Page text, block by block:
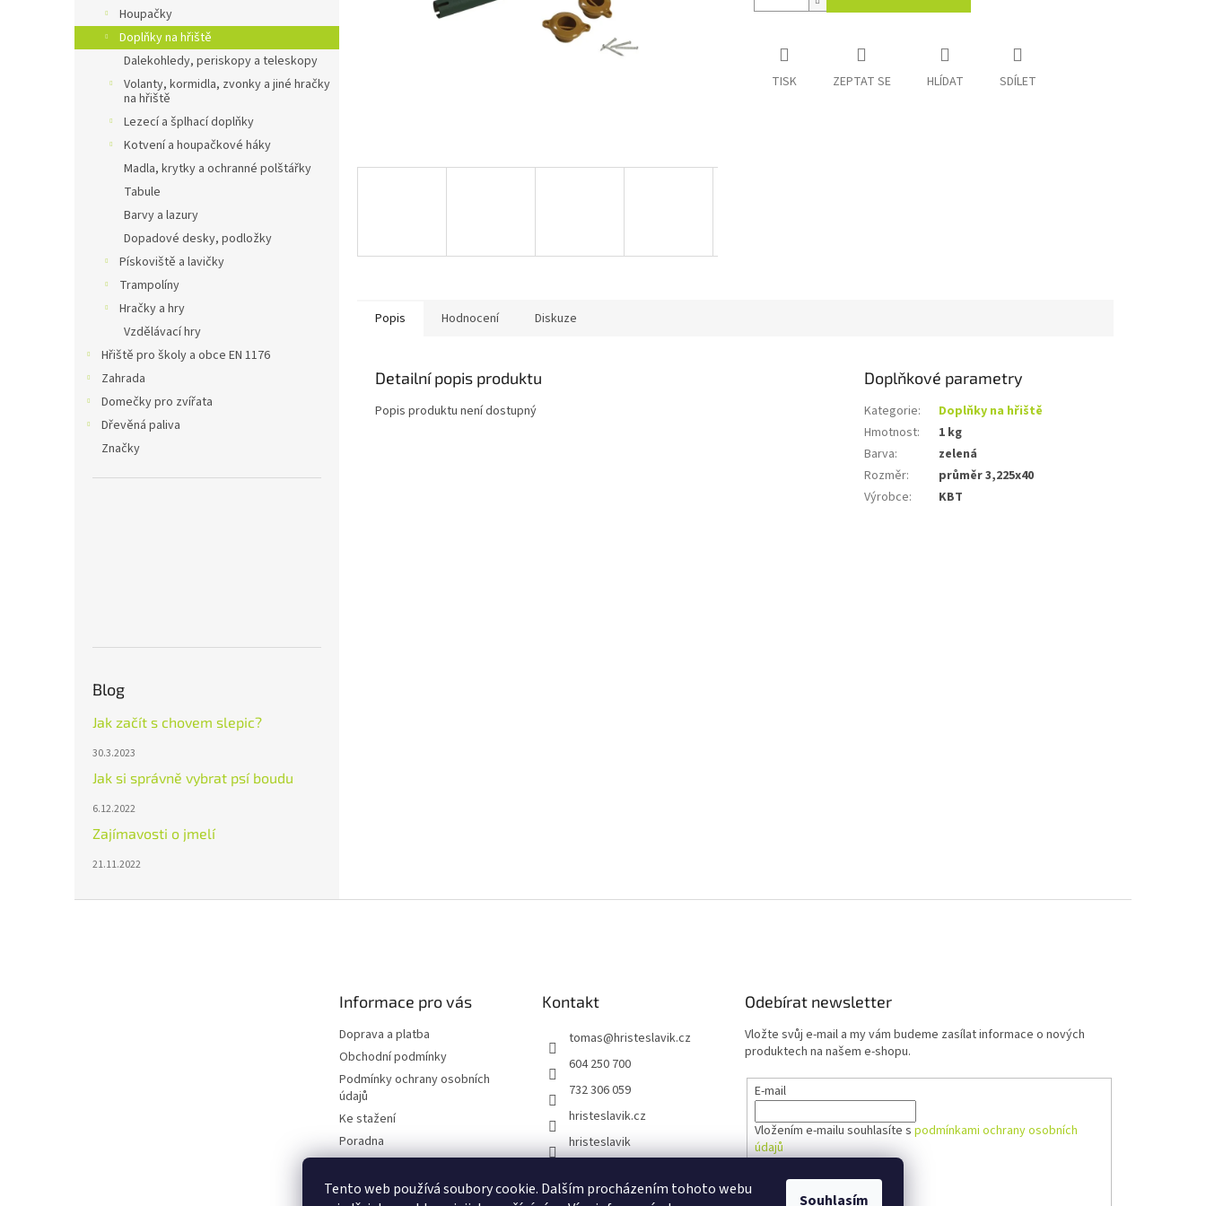
Tento web používá soubory cookie. Dalším procházením tohoto webu
Souhlasím
e
l
Houpačky
Doplňky na hřiště
Dalekohledy, periskopy a teleskopy
Volanty, kormidla, zvonky a jiné hračky
na hřiště
Lezecí a šplhací doplňky
Kotvení a houpačkové háky
Madla, krytky a ochranné polštářky
Tabule
Barvy a lazury
Dopadové desky, podložky
Pískoviště a lavičky
Trampolíny
Hračky a hry
Vzdělávací hry
Hřiště pro školy a obce EN 1176
Zahrada
Domečky pro zvířata
Dřevěná paliva
Značky
Blog
Jak začít s chovem slepic?
30.3.2023
Jak si správně vybrat psí boudu
6.12.2022
Zajímavosti o jmelí
21.11.2022
TISK ZEPTAT SE HLÍDAT SDÍLET
Popis Hodnocení Diskuze
Detailní popis produktu
Popis produktu není dostupný
Doplňkové parametry
Kategorie:
Doplňky na hřiště
Hmotnost:
1 kg
Barva:
zelená
Rozměr:
průměr 3,225x40
Výrobce: KBT
Informace pro vás
Doprava a platba
Obchodní podmínky
Podmínky ochrany osobních
údajů
Ke stažení
Poradna
Kontakt
tomas@hristeslavik.cz
604 250 700
732 306 059
hristeslavik.cz
hristeslavik
Odebírat newsletter
Vložte svůj e-mail a my vám budeme zasílat informace o nových
produktech na našem e-shopu.
E-mail
Vložením e-mailu souhlasíte spodmínkami ochrany osobních
údajů